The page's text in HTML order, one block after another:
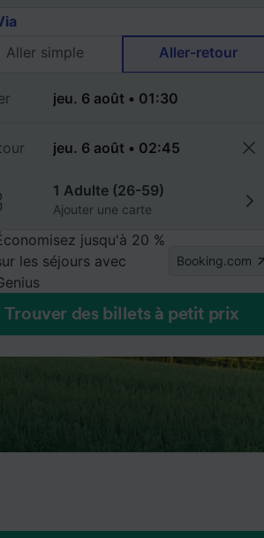
Aller simple
Aller-retour
1 Adulte (26-59)
Ajouter une carte
jusqu'à 20 %
les séjours avec
Booking.com
Trouver des billets à petit prix